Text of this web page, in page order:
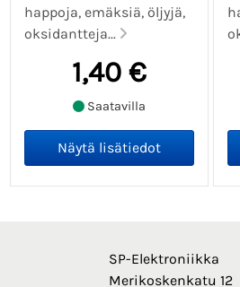
happoja, emäksiä, öljyjä,
oksidantteja...
1,40 €
Saatavilla
SP-Elektroniikka
Merikoskenkatu 12